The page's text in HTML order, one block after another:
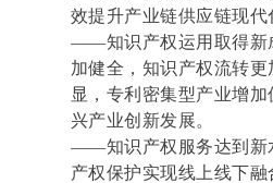
效提升产业链供应链现
——知识产权运用取得新
加健全，知识产权流转
显，专利密集型产业增
兴产业创新发展。
——知识产权服务达到新
产权保护实现线上线下